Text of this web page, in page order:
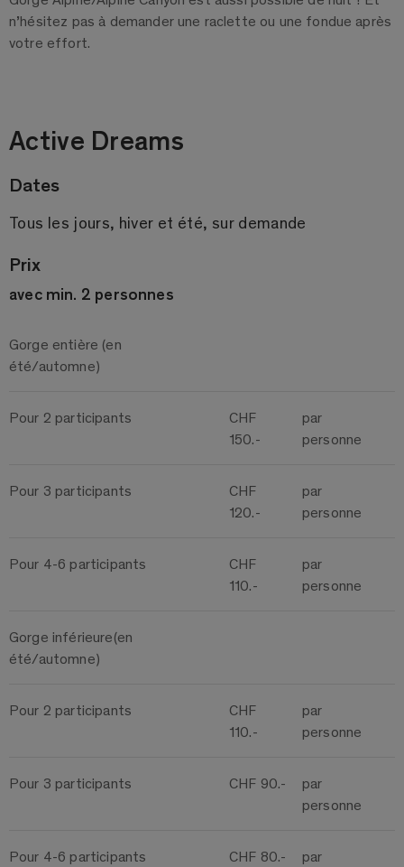
n’hésitez pas à demander une raclette ou une fondue après
votre effort.
Active Dreams
Dates
Tous les jours, hiver et été, sur demande
Prix
avec min. 2 personnes
Gorge entière (en
été/automne)
Pour 2 participants
CHF
150.-
par
personne
Pour 3 participants
CHF
120.-
par
personne
Pour 4-6 participants
CHF
110.-
par
personne
Gorge inférieure(en
été/automne)
Pour 2 participants
CHF
110.-
par
personne
Pour 3 participants CHF 90.-
par
personne
Pour 4-6 participants CHF 80.-
par